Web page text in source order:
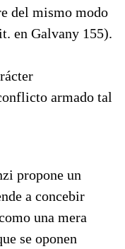
del mismo modo
en Galvany 155).
armado tal
propone un
a concebir
una mera
se oponen